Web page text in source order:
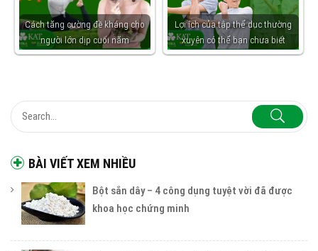
BÀI VIẾT XEM NHIỀU
Bột sắn dây – 4 công dụng tuyệt vời đã được
khoa học chứng minh
Cách tăng cường đề kháng cho
người lớn dịp cuối năm
Lợi ích của tập thể dục thường
xuyên có thể bạn chưa biết